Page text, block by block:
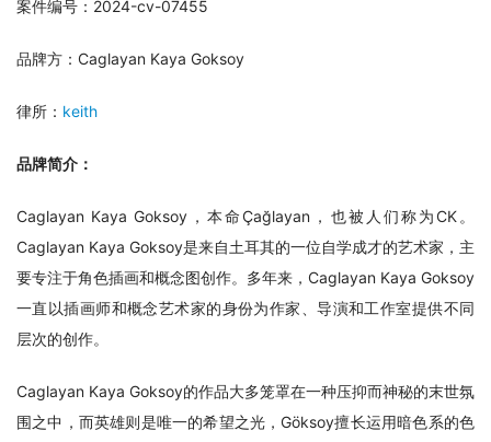
案件编号：2024-cv-07455
品牌方：Caglayan Kaya Goksoy
律所： keith
品牌简介：
Caglayan Kaya Goksoy，本命Çağlayan，也被人们称为CK。
Caglayan Kaya Goksoy是来自土耳其的一位自学成才的艺术家，主
要专注于角色插画和概念图创作。多年来，Caglayan Kaya Goksoy
一直以插画师和概念艺术家的身份为作家、导演和工作室提供不同
层次的创作。
Caglayan Kaya Goksoy的作品大多笼罩在一种压抑而神秘的末世氛
围之中，而英雄则是唯一的希望之光，Göksoy擅长运用暗色系的色